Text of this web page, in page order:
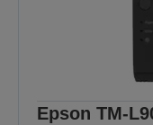
Epson TM-